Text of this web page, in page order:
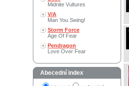
Midnite Vultures
V/A
Man You Swing!
Storm Force
Age Of Fear
Pendragon
Love Over Fear
Abecední index